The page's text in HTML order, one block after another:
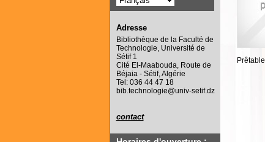
Prêtable
Adresse
Bibliothèque de la Faculté de
Technologie, Université de
Sétif 1
Cité El-Maabouda, Route de
Béjaia - Sétif, Algérie
Tel: 036 44 47 18
bib.technologie@univ-setif.dz
contact